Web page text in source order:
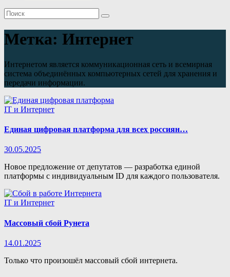
Метка: Интернет
Интернетом является коммуникационная сеть и всемирная
система объединённых компьютерных сетей для хранения и
передачи информации.
IT и Интернет
Единая цифровая платформа для всех россиян…
30.05.2025
Новое предложение от депутатов — разработка единой
платформы с индивидуальным ID для каждого пользователя.
IT и Интернет
Массовый сбой Рунета
14.01.2025
Только что произошёл массовый сбой интернета.